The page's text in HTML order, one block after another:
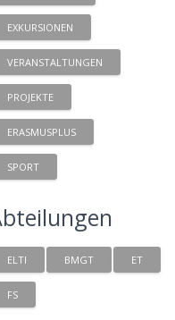
EXKURSIONEN
VERANSTALTUNGEN
PROJEKTE
ERASMUSPLUS
SPORT
ELTI BMGT ET
FS